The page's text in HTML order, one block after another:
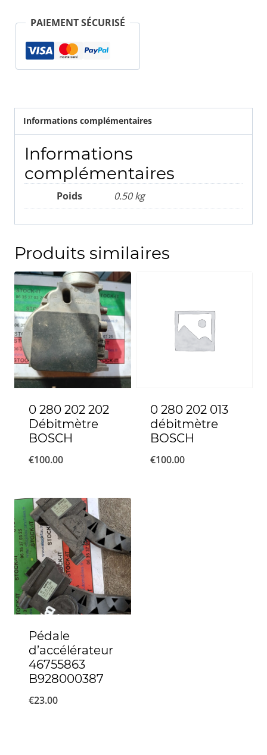
PAIEMENT SÉCURISÉ
Informations complémentaires
Informations
complémentaires
Poids 0.50 kg
Produits similaires
0 280 202 202
Débitmètre
BOSCH
€100.00
0 280 202 013
débitmètre
BOSCH
€100.00
Pédale
d’accélérateur
46755863
B928000387
€23.00